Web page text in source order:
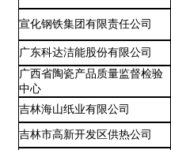
宣化钢铁集团有限责任公司
广东科达洁能股份有限公司
广西省陶瓷产品质量监督检验
中心
吉林海山纸业有限公司
吉林市高新开发区供热公司